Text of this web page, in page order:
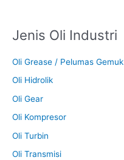
Jenis Oli Industri
Oli Grease / Pelumas Gemuk
Oli Hidrolik
Oli Gear
Oli Kompresor
Oli Turbin
Oli Transmisi